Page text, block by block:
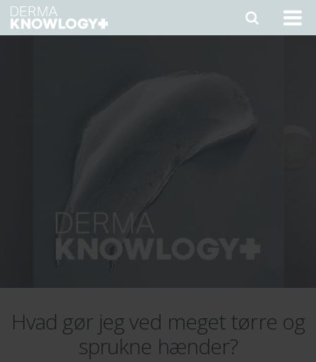
Hvad gør jeg ved meget tørre og
sprukne hænder?